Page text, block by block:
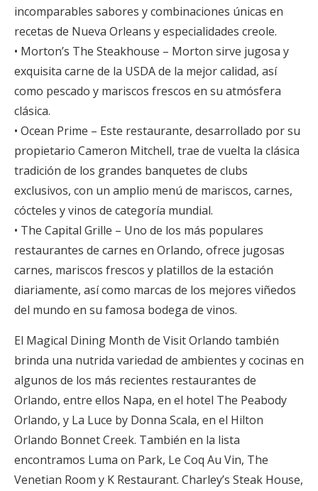
incomparables sabores y combinaciones únicas en
recetas de Nueva Orleans y especialidades creole.
• Morton’s The Steakhouse – Morton sirve jugosa y
exquisita carne de la USDA de la mejor calidad, así
como pescado y mariscos frescos en su atmósfera
clásica.
• Ocean Prime – Este restaurante, desarrollado por su
propietario Cameron Mitchell, trae de vuelta la clásica
tradición de los grandes banquetes de clubs
exclusivos, con un amplio menú de mariscos, carnes,
cócteles y vinos de categoría mundial.
• The Capital Grille – Uno de los más populares
restaurantes de carnes en Orlando, ofrece jugosas
carnes, mariscos frescos y platillos de la estación
diariamente, así como marcas de los mejores viñedos
del mundo en su famosa bodega de vinos.
El Magical Dining Month de Visit Orlando también
brinda una nutrida variedad de ambientes y cocinas en
algunos de los más recientes restaurantes de
Orlando, entre ellos Napa, en el hotel The Peabody
Orlando, y La Luce by Donna Scala, en el Hilton
Orlando Bonnet Creek. También en la lista
encontramos Luma on Park, Le Coq Au Vin, The
Venetian Room y K Restaurant. Charley’s Steak House,